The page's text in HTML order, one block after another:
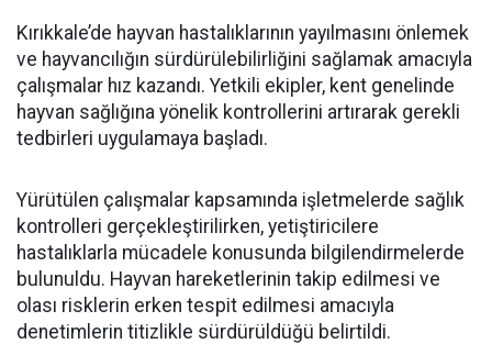
Kırıkkale’de hayvan hastalıklarının yayılmasını önlemek
ve hayvancılığın sürdürülebilirliğini sağlamak amacıyla
çalışmalar hız kazandı. Yetkili ekipler, kent genelinde
hayvan sağlığına yönelik kontrollerini artırarak gerekli
tedbirleri uygulamaya başladı.
Yürütülen çalışmalar kapsamında işletmelerde sağlık
kontrolleri gerçekleştirilirken, yetiştiricilere
hastalıklarla mücadele konusunda bilgilendirmelerde
bulunuldu. Hayvan hareketlerinin takip edilmesi ve
olası risklerin erken tespit edilmesi amacıyla
denetimlerin titizlikle sürdürüldüğü belirtildi.